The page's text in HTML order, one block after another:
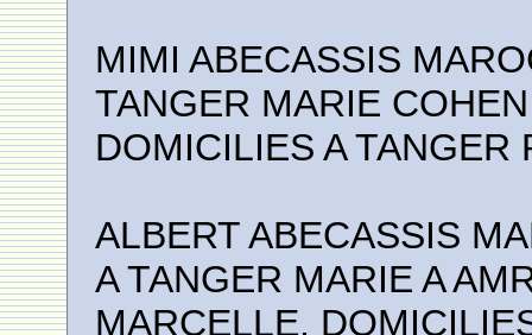
MIMI ABECASSIS
TANGER MARIE
DOMICILIES A
ALBERT ABECASSIS
A TANGER MARIE A
MARCELLE,